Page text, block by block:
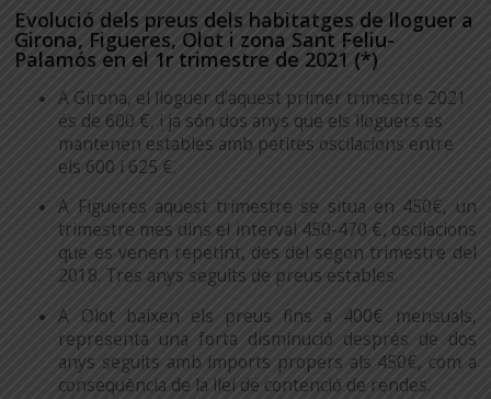
Evolució dels preus dels habitatges de lloguer a
Girona, Figueres, Olot i zona Sant Feliu-
Palamós en el 1r trimestre de 2021 (*)
A Girona, el lloguer d’aquest primer trimestre 2021
és de 600 €, i ja són dos anys que els lloguers es
mantenen estables amb petites oscilacions entre
els 600 i 625 €.
A Figueres aquest trimestre se situa en 450€, un
trimestre mes dins el interval 450-470 €, oscilacions
que es venen repetint, des del segon trimestre del
2018. Tres anys seguits de preus estables.
A Olot baixen els preus fins a 400€ mensuals,
representa una forta disminució després de dos
anys seguits amb imports propers als 450€, com a
consequència de la llei de contenció de rendes.